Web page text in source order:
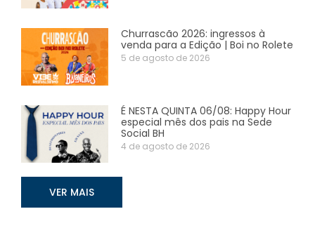
Churrascão 2026: ingressos à
venda para a Edição | Boi no Rolete
5 de agosto de 2026
É NESTA QUINTA 06/08: Happy Hour
especial mês dos pais na Sede
Social BH
4 de agosto de 2026
VER MAIS